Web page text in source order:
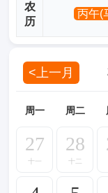
农
历
丙午(
<上一月
周一 周二
27
十一
28
十二